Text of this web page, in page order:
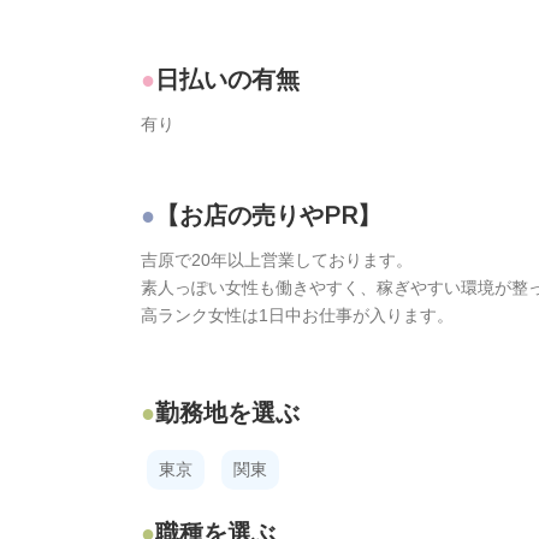
日払いの有無
有り
【お店の売りやPR】
吉原で20年以上営業しております。
素人っぽい女性も働きやすく、稼ぎやすい環境が整
高ランク女性は1日中お仕事が入ります。
勤務地を選ぶ
東京 関東
職種を選ぶ